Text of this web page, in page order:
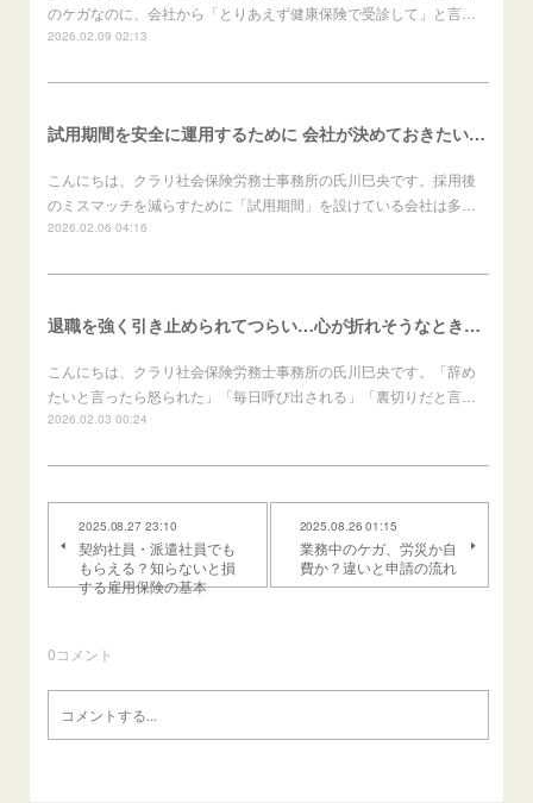
のケガなのに、会社から「とりあえず健康保険で受診して」と言…
2026.02.09 02:13
試用期間を安全に運用するために 会社が決めておきたいこと（会社向け）
こんにちは、クラリ社会保険労務士事務所の氏川巳央です。採用後
のミスマッチを減らすために「試用期間」を設けている会社は多…
2026.02.06 04:16
退職を強く引き止められてつらい…心が折れそうなときの進め方（労働者向け）
こんにちは、クラリ社会保険労務士事務所の氏川巳央です。「辞め
たいと言ったら怒られた」「毎日呼び出される」「裏切りだと言…
2026.02.03 00:24
2025.08.27 23:10
契約社員・派遣社員でも
もらえる？知らないと損
する雇用保険の基本
2025.08.26 01:15
業務中のケガ、労災か自
費か？違いと申請の流れ
0コメント